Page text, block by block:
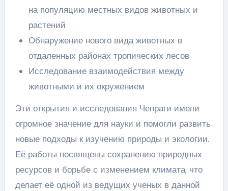
на популяцию местных видов животных и
растений
Обнаружение нового вида животных в
отдаленных районах тропических лесов
Исследование взаимодействия между
животными и их окружением
Эти открытия и исследования Чепраги имели
огромное значение для науки и помогли развить
новые подходы к изучению природы и экологии.
Её работы посвящены сохранению природных
ресурсов и борьбе с изменением климата, что
делает её одной из ведущих ученых в данной